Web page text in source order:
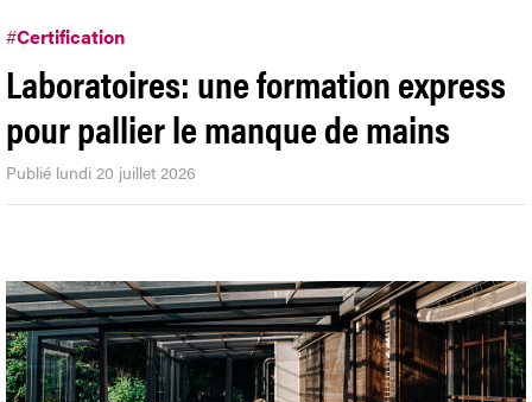
#Certification
Laboratoires: une formation express
pour pallier le manque de mains
Publié lundi 20 juillet 2026